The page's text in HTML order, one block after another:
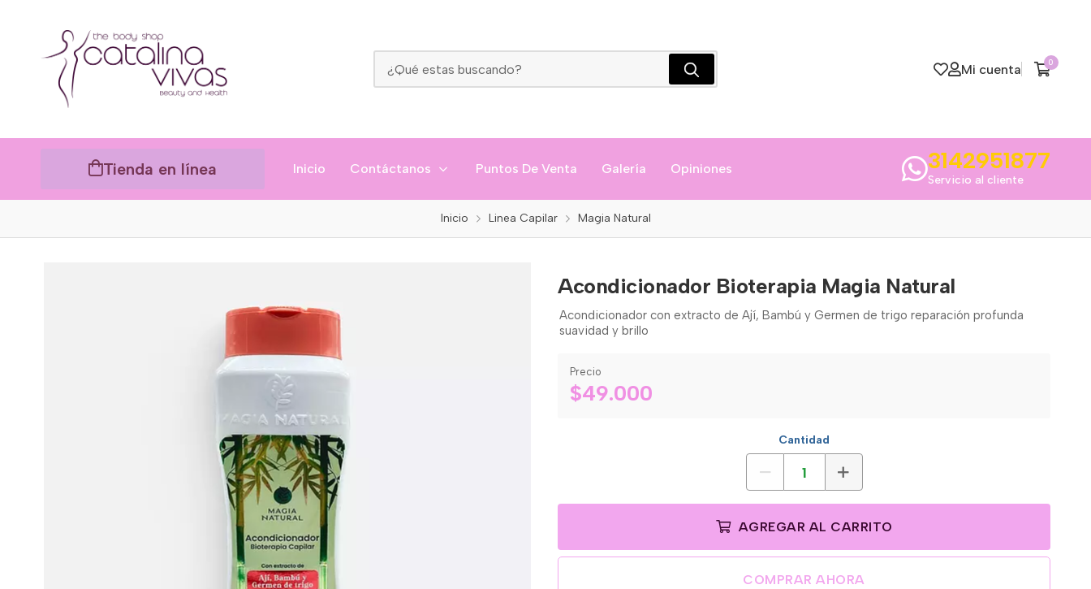
Mi cuenta 0
Tienda en línea Inicio Contáctanos Puntos De Venta Galería Opiniones 3142951877
Servicio al cliente
Inicio Linea Capilar Magia Natural
Acondicionador Bioterapia Magia Natural
Acondicionador con extracto de Ají, Bambú y Germen de trigo reparación profunda
suavidad y brillo
Precio
$49.000
Cantidad
AGREGAR AL CARRITO
COMPRAR AHORA